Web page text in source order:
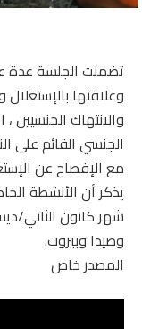
تضمنت الجلسة عدة
وعلاقتها بالإستغلال
والانتهاك الجنسيين
الجنسي القائم على
مع الإفصاح عن
يذكر أن الأنشطة
شهر كانون الثاني/
وصيدا وبيروت.
المصدر خاص